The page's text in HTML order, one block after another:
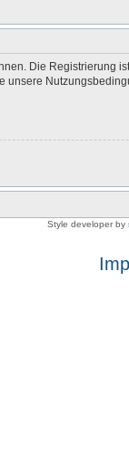
Die
unsere
Style developer by